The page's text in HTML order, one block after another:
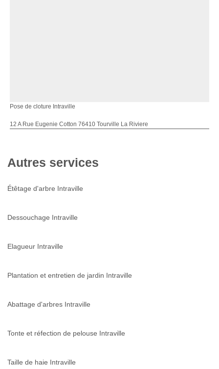
Pose de cloture Intraville
12 A Rue Eugenie Cotton 76410 Tourville La Riviere
Autres services
Étêtage d'arbre Intraville
Dessouchage Intraville
Elagueur Intraville
Plantation et entretien de jardin Intraville
Abattage d'arbres Intraville
Tonte et réfection de pelouse Intraville
Taille de haie Intraville